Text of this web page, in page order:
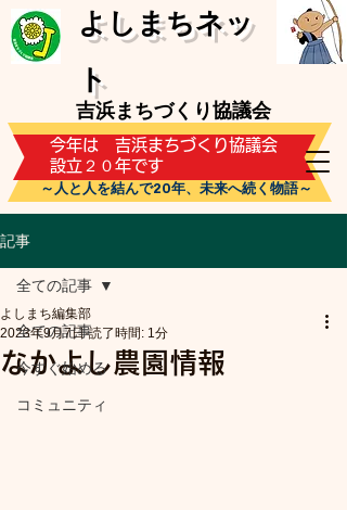
吉浜まちづくり協議会
​よしまちネッ
ト
​今年は 吉浜まちづくり協議会
設立２０年です
～人と人を結んで20年、未来へ続く物語～
記事
全ての記事
今すぐ始める
コミュニティ
全ての記事
なかよし農園情報
よしまち編集部
2023年9月7日 読了時間: 1分